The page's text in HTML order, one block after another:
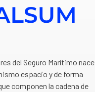
del Seguro Marítimo nace
espacio y de forma
componen la cadena de